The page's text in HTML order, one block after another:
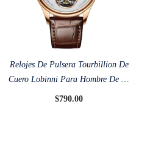
Relojes De Pulsera Tourbillion De
Cuero Lobinni Para Hombre De 41
Mm
$790.00